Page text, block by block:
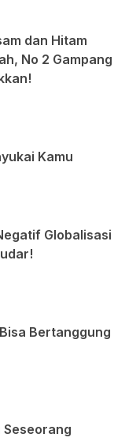
dan Hitam
No 2 Gampang
Kamu
Globalisasi
Bertanggung